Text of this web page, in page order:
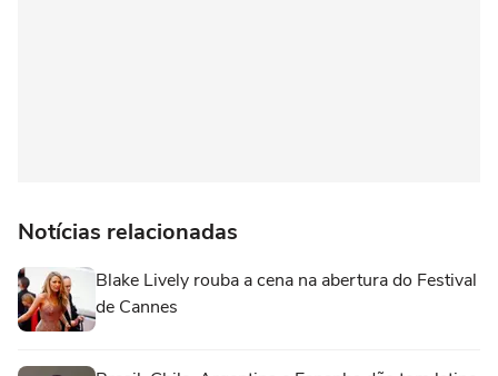
Notícias relacionadas
Blake Lively rouba a cena na abertura do Festival
de Cannes